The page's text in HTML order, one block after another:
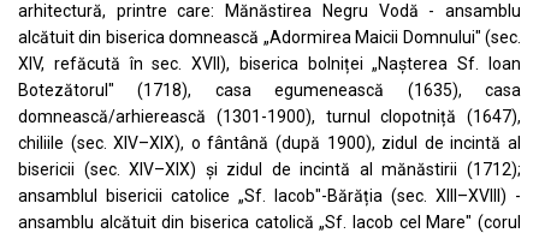
arhitectură, printre care:
Mănăstirea Negru Vodă - ansamblu
alcătuit din biserica domnească „Adormirea Maicii Domnului" (sec.
XIV, refăcută în sec. XVII), biserica bolniței „Nașterea Sf. Ioan
Botezătorul" (1718), casa egumenească (1635), casa
domnească/arhierească (1301-1900), turnul clopotniță (1647),
chiliile (sec. XIV–XIX), o fântână (după 1900), zidul de incintă al
bisericii (sec. XIV–XIX) și zidul de incintă al mănăstirii (1712);
ansamblul bisericii catolice „Sf. Iacob"-Bărăția (sec. XIII–XVIII) -
ansamblu alcătuit din biserica catolică „Sf. Iacob cel Mare" (corul